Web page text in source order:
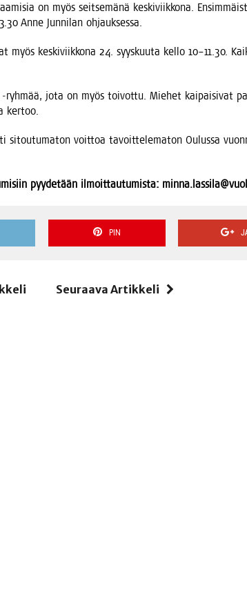
on myös seit­se­mä­nä kes­ki­viik­ko­na.
Anne Jun­ni­lan ohjauksessa.
myös kes­ki­viik­ko­na 24. syys­kuu­ta kel­lo 10–11.30.
jota on myös toi­vot­tu. Mie­het kai­pai­si­vat
kertoo.
sitou­tu­ma­ton voit­toa tavoit­te­le­ma­ton Oulus­sa
pyy­de­tään ilmoit­tau­tu­mis­ta:
PIN
Seuraava Artikkeli